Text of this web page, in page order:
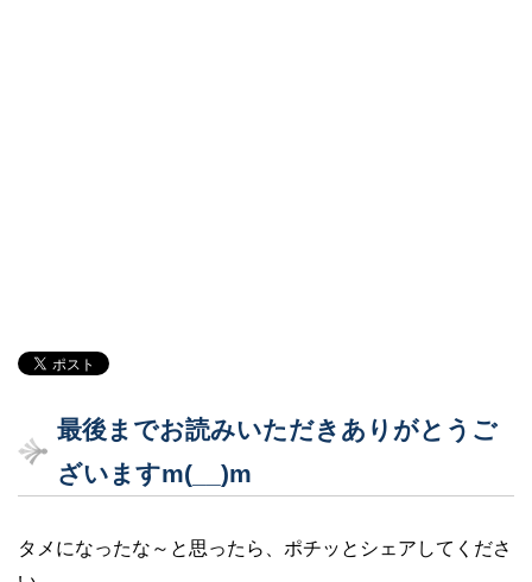
最後までお読みいただきありがとうご
ざいますm(__)m
タメになったな～と思ったら、ポチッとシェアしてくださ